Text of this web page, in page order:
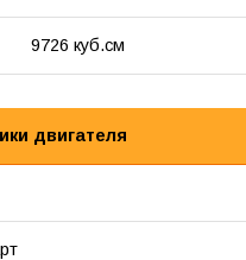
9726 куб.см
двигателя